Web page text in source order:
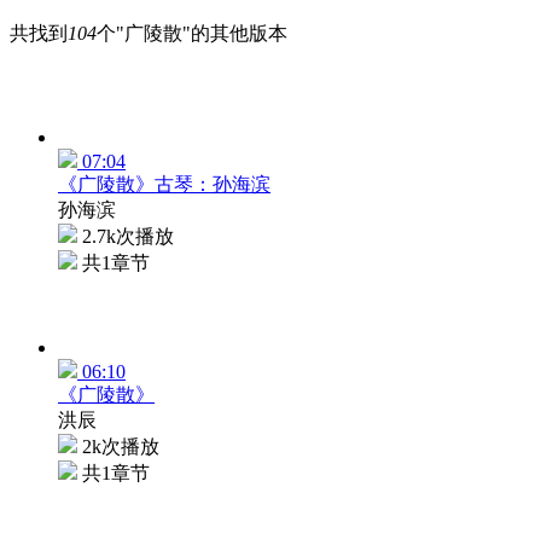
共找到 104个"广陵散"的其他版本
07:04
《广陵散》古琴：孙海滨
孙海滨
2.7k次播放
共1章节
06:10
《广陵散》
洪辰
2k次播放
共1章节